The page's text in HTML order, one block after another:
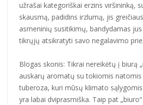
užrašai kategoriškai erzins viršininką,
skausmą, padidins irzlumą, jis
asmeninių susitikimų, bandydamas
tikrųjų atsikratyti savo negalavimo
Blogas skonis: Tikrai nereikėtų į biurą
auskarų aromatų su tokiomis natomis
tuberoza, kuri mūsų klimato
yra labai dviprasmiška. Taip pat